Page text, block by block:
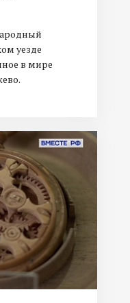
уезде
в мире